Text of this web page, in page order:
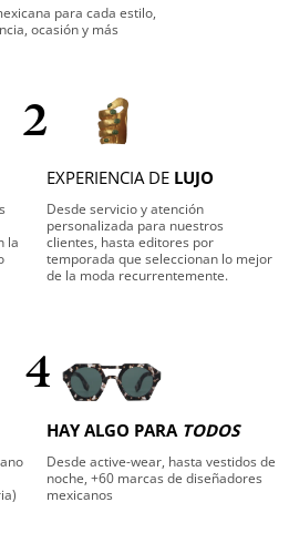
para cada estilo,
ocasión y más
la
2
EXPERIENCIA DE LUJO
Desde servicio y atención
personalizada para nuestros
clientes, hasta editores por
temporada que seleccionan lo mejor
de la moda recurrentemente.
4
HAY ALGO PARA TODOS
Desde active-wear, hasta vestidos de
noche, +60 marcas de diseñadores
mexicanos